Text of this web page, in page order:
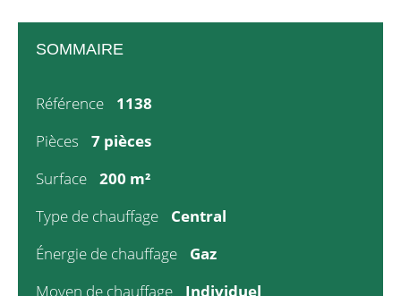
SOMMAIRE
Référence
1138
Pièces
7 pièces
Surface
200 m²
Type de chauffage
Central
Énergie de chauffage
Gaz
Moyen de chauffage
Individuel